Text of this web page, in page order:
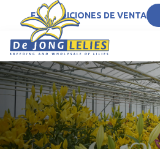
ESCONDICIONES DE VENTA